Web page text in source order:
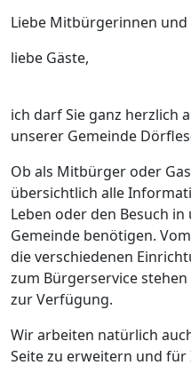
Liebe Mitbürgerinnen
liebe Gäste,
ich darf Sie ganz herzlich
unserer Gemeinde
Ob als Mitbürger oder
übersichtlich alle
Leben oder den Besuch
Gemeinde benötigen.
die verschiedenen
zum Bürgerservice
zur Verfügung.
Wir arbeiten natürlich
Seite zu erweitern und für